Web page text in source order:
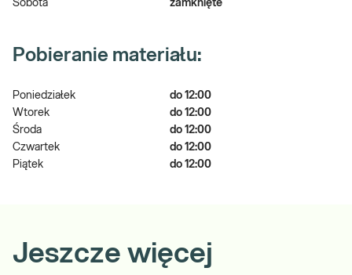
Sobota zamknięte
Pobieranie materiału:
Poniedziałek
do 12:00
Wtorek
do 12:00
Środa
do 12:00
Czwartek
do 12:00
Piątek
do 12:00
Jeszcze więcej